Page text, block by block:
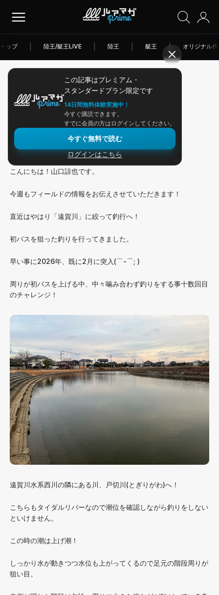
トップ 陸王/艇王LIVE 陸王 艇王 | オリジナル
この記事はプレミアム・
スタンダードプラン限定です
14日間無料体験実施中！
今すぐ購読できます。
すでに会員の方はログインしてください。
今すぐ無料で読む
ログインはこちら
アングラー連載
クエスト158:初バスゲットなる
か！？
こんにちは！山口諒也です。
今週もフィールドの情報をお伝えさせていただきます！
直近はやはり「遠賀川」に絞って釣行へ！
初バスを狙った釣りを行ってきました。
早い事に2026年、既に2月に突入(⌒-⌒; )
周りが初バスを上げる中、中々噛み合わず釣りをする事十数回目
のチャレンジ！
遠賀川水系西川の隣にある川、戸切川(とぎりがわ)へ！
こちらもタイダルリバーなので潮位を確認しながら釣りをしない
といけません。
この時の潮は上げ潮！
しっかり水が動きつつ水位も上がってくるので足元の階段周りが
狙い目。